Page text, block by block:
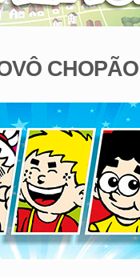
CHOPÃO